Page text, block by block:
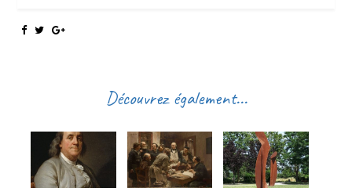
Découvrez également...